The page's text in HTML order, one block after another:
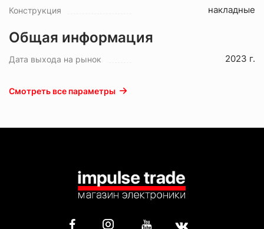
Конструкция накладные
Общая информация
Дата выхода на рынок 2023 г.
Смотреть все параметры